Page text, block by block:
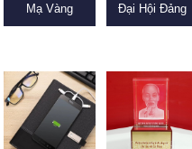
Mạ Vàng
Đại Hội Đảng